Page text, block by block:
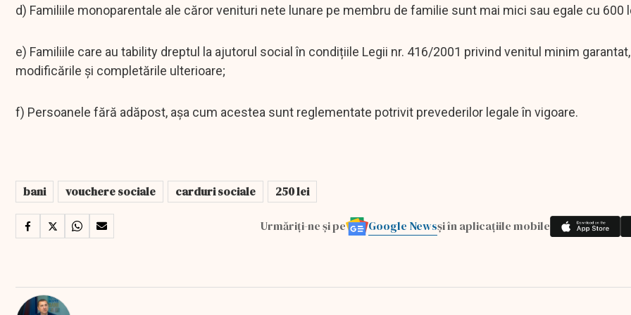
d) Familiile monoparentale ale căror venituri nete lunare pe membru de familie sunt mai mici sau egale cu 600
e) Familiile care au tability dreptul la ajutorul social în condițiile Legii nr. 416/2001 privind venitul minim
modificările și completările ulterioare;
f) Persoanele fără adăpost, așa cum acestea sunt reglementate potrivit prevederilor legale în vigoare.
bani vouchere sociale carduri sociale 250 lei
Urmăriți-ne și pe Google Newsși în aplicațiile mobile